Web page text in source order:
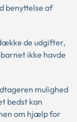
benyttelse af
de udgifter,
ikke havde
mulighed
bedst kan
om hjælp for